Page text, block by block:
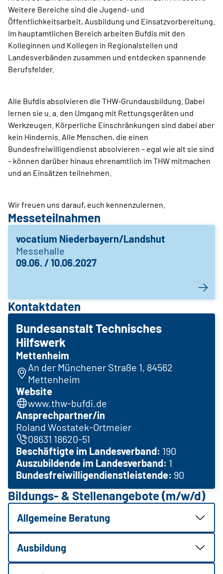
Weitere Bereiche sind die Jugend- und
Öffentlichkeitsarbeit, Ausbildung und Einsatzvorbereitung.
Im hauptamtlichen Bereich arbeiten Bufdis mit den
Kolleginnen und Kollegen in Regionalstellen und
Landesverbänden zusammen und entdecken spannende
Berufsfelder.
Alle Bufdis absolvieren die THW-Grundausbildung. Dabei
lernen sie u. a. den Umgang mit Rettungsgeräten und
Werkzeugen. Körperliche Einschränkungen sind dabei aber
kein Hindernis. Alle Menschen, die einen
Bundesfreiwilligendienst absolvieren – egal wie alt sie sind
– können darüber hinaus ehrenamtlich im THW mitmachen
und an Einsätzen teilnehmen.
Wir freuen uns darauf, euch kennenzulernen.
Messeteilnahmen
vocatium Niederbayern/Landshut
Messehalle
09.06. / 10.06.2027
Kontaktdaten
Bundesanstalt Technisches
Hilfswerk
Mettenheim
An der Münchener Straße 1, 84562
Mettenheim
Website
www.thw-bufdi.de
Ansprechpartner/in
Roland Wostatek-Ortmeier
08631 18620-51
Beschäftigte im Landesverband: 190
Auszubildende im Landesverband: 1
Bundesfreiwilligendienstleistende: 90
Bildungs- & Stellenangebote (m/w/d)
Allgemeine Beratung
Ausbildung